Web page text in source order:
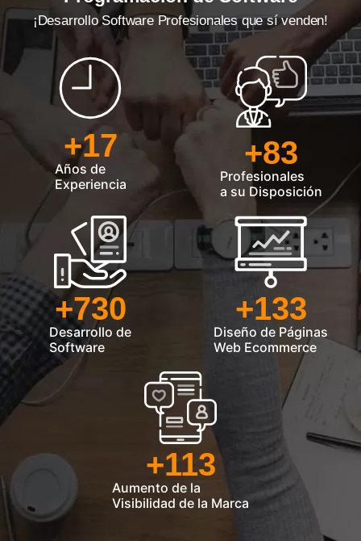
¡Desarrollo Software Profesionales que sí venden!
Años de
Experiencia
+17
Profesionales
a su Disposición
+83
Desarrollo de
Software
+730
Diseño de Páginas
Web Ecommerce
+133
Aumento de la
Visibilidad de la Marca
+113